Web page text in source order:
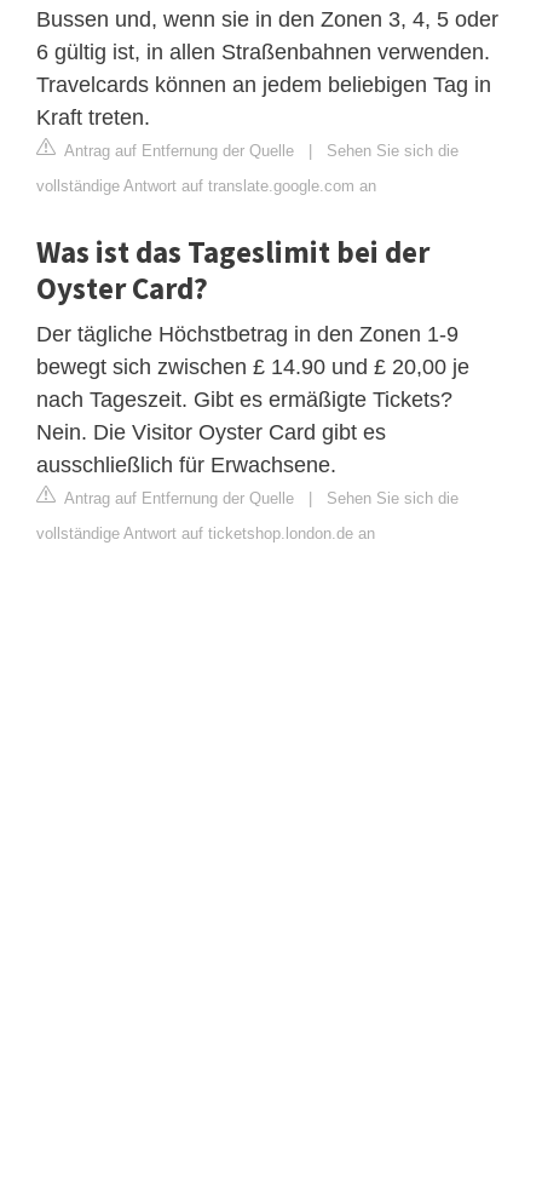
Bussen und, wenn sie in den Zonen 3, 4, 5 oder
6 gültig ist, in allen Straßenbahnen verwenden.
Travelcards können an jedem beliebigen Tag in
Kraft treten.
Antrag auf Entfernung der Quelle | Sehen Sie sich die
vollständige Antwort auf translate.google.com an
Was ist das Tageslimit bei der
Oyster Card?
Der tägliche Höchstbetrag in den Zonen 1-9
bewegt sich zwischen £ 14.90 und £ 20,00 je
nach Tageszeit. Gibt es ermäßigte Tickets?
Nein. Die Visitor Oyster Card gibt es
ausschließlich für Erwachsene.
Antrag auf Entfernung der Quelle | Sehen Sie sich die
vollständige Antwort auf ticketshop.london.de an